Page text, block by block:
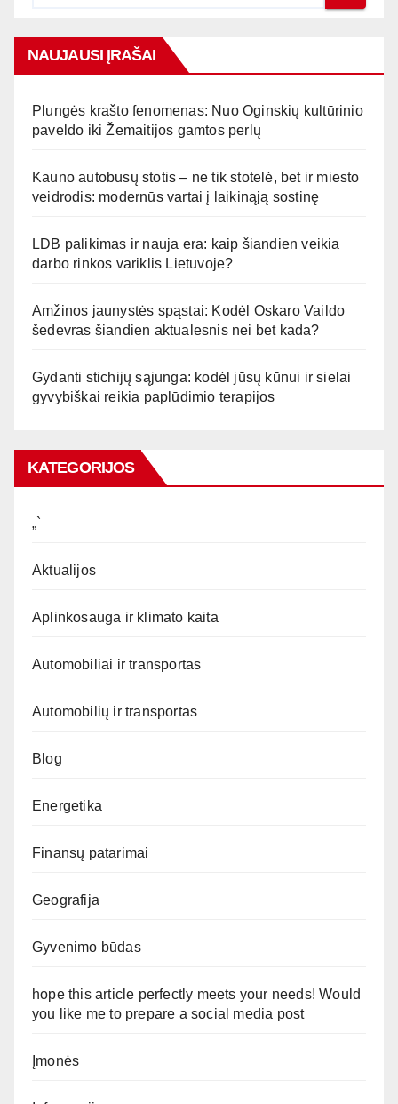
NAUJAUSI ĮRAŠAI
Plungės krašto fenomenas: Nuo Oginskių kultūrinio
paveldo iki Žemaitijos gamtos perlų
Kauno autobusų stotis – ne tik stotelė, bet ir miesto
veidrodis: modernūs vartai į laikinąją sostinę
LDB palikimas ir nauja era: kaip šiandien veikia
darbo rinkos variklis Lietuvoje?
Amžinos jaunystės spąstai: Kodėl Oskaro Vaildo
šedevras šiandien aktualesnis nei bet kada?
Gydanti stichijų sąjunga: kodėl jūsų kūnui ir sielai
gyvybiškai reikia paplūdimio terapijos
KATEGORIJOS
„`
Aktualijos
Aplinkosauga ir klimato kaita
Automobiliai ir transportas
Automobilių ir transportas
Blog
Energetika
Finansų patarimai
Geografija
Gyvenimo būdas
hope this article perfectly meets your needs! Would
you like me to prepare a social media post
Įmonės